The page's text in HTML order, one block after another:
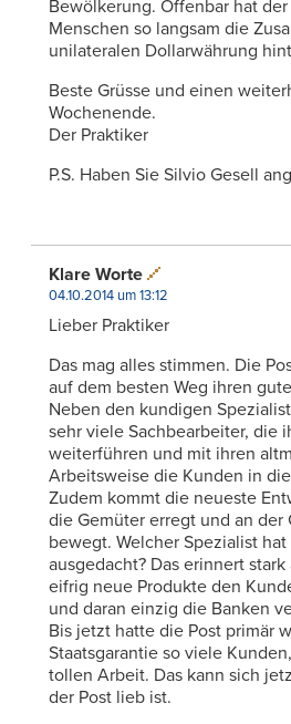
Bewölkerung. Offenbar hat
Menschen so langsam die
unilateralen Dollarwährung
Beste Grüsse und einen
Wochenende.
Der Praktiker
P.S. Haben Sie Silvio Gesell
Klare Worte
04.10.2014 um 13:12
Lieber Praktiker
Das mag alles stimmen. Die
auf dem besten Weg ihren
Neben den kundigen
sehr viele Sachbearbeiter, die
weiterführen und mit ihren
Arbeitsweise die Kunden in
Zudem kommt die neueste
die Gemüter erregt und an der
bewegt. Welcher Spezialist
ausgedacht? Das erinnert
eifrig neue Produkte den
und daran einzig die Banken
Bis jetzt hatte die Post primär
Staatsgarantie so viele
tollen Arbeit. Das kann sich
der Post lieb ist.